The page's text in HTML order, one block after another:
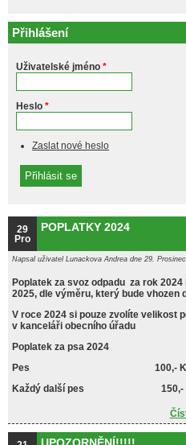
Přihlášení
Uživatelské jméno *
Heslo *
Zaslat nové heslo
29
Pro
POPLATKY 2024
Napsal uživatel Lunackova Andrea dne 29.
Poplatek za svoz odpadu za rok
2025, dle výměru, který bude vhozen
V roce 2024 si pouze zvolíte velikost
v kanceláři obecního úřadu
Poplatek za
Pes 100,-
Každý další pes 150,-